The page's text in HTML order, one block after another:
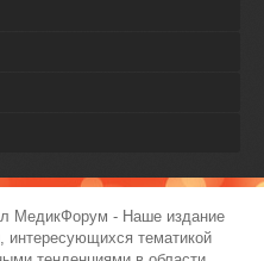
МедикФорум - Наше издание
интересующихся тематикой